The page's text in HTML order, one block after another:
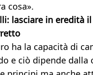
cosa».
lasciare in eredità
ha la capacità di
e ciò dipende dalla